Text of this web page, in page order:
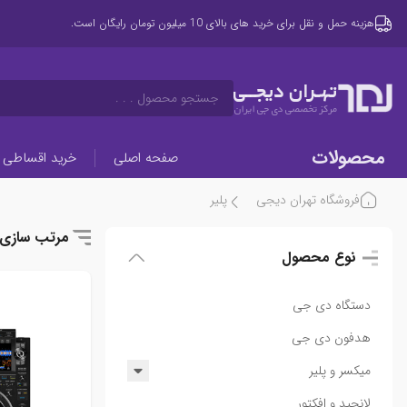
هزینه حمل و نقل برای خرید های بالای 10 میلیون تومان رایگان است.
تهـران دیجــی
مرکز تخصصی دی جی ایران
جستجو محصول . . .
محصولات صفحه اصلی خرید اقساطی
فروشگاه تهران دیجی پلیر
نوع محصول
دستگاه دی جی
هدفون دی جی
میکسر و پلیر
مرتب سازی